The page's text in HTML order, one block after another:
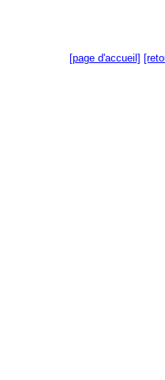
[page d'accueil]